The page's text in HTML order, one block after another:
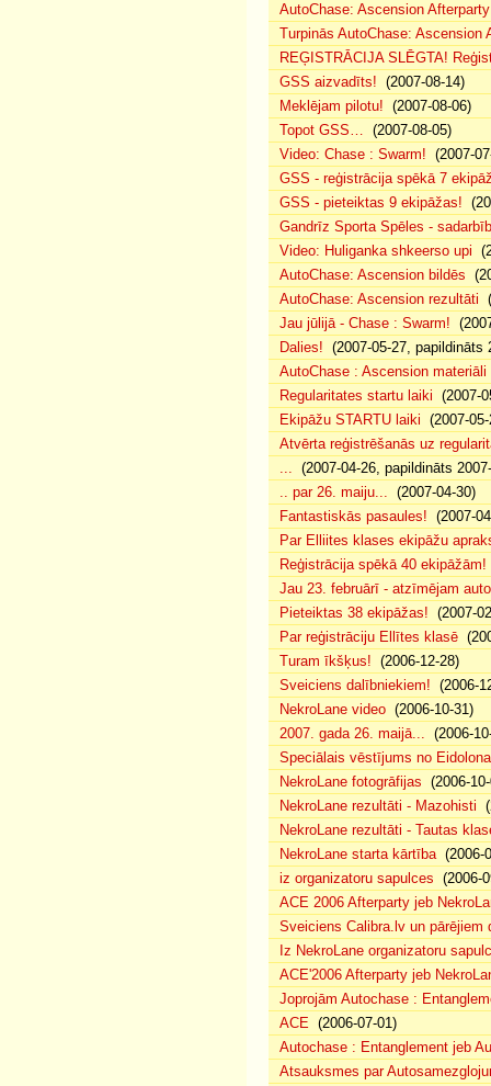
AutoChase: Ascension
Turpinās AutoChase: Ascension
REĢISTRĀCIJA SLĒGTA!
GSS aizvadīts! (2007-08-14)
Meklējam pilotu! (2007-08-06)
Topot GSS… (2007-08-05)
Video: Chase : Swarm! (2007-
GSS - reģistrācija spēkā 7
GSS - pieteiktas 9 ekipāžas!
Gandrīz Sporta Spēles -
Video: Huliganka shkeerso upi
AutoChase: Ascension bildēs
AutoChase: Ascension rezultāti
Jau jūlijā - Chase : Swarm!
Dalies! (2007-05-27, papildināts
AutoChase : Ascension materiāli
Regularitates startu laiki (2007-
Ekipāžu STARTU laiki (2007-
Atvērta reģistrēšanās uz
... (2007-04-26, papildināts
.. par 26. maiju... (2007-04-30)
Fantastiskās pasaules! (2007-
Par Elliites klases ekipāžu
Reģistrācija spēkā 40 ekipāžām!
Jau 23. februārī - atzīmējam
Pieteiktas 38 ekipāžas! (2007-
Par reģistrāciju Ellītes klasē
Turam īkšķus! (2006-12-28)
Sveiciens dalībniekiem! (2006-
NekroLane video (2006-10-31)
2007. gada 26. maijā... (2006-
Speciālais vēstījums no Eidolona
NekroLane fotogrāfijas (2006-
NekroLane rezultāti - Mazohisti
NekroLane rezultāti - Tautas
NekroLane starta kārtība(2006-
iz organizatoru sapulces (2006-
ACE 2006 Afterparty jeb
Sveiciens Calibra.lv un pārējiem
Iz NekroLane organizatoru
ACE'2006 Afterparty jeb
Joprojām Autochase :
ACE (2006-07-01)
Autochase : Entanglement jeb
Atsauksmes par